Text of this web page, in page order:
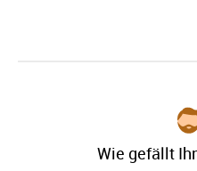
Wie gefällt